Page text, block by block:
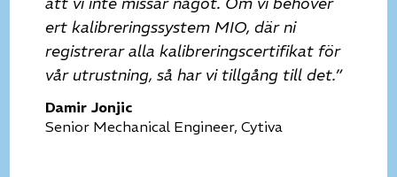
ert kalibreringssystem MIO, där ni
registrerar alla kalibreringscertifikat för
vår utrustning, så har vi tillgång till det.”
Damir Jonjic
Senior Mechanical Engineer, Cytiva